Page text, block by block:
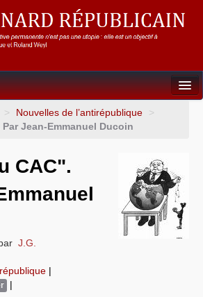
énormément !
& mondialisation
> Nouvelles de l’antirépublique
>
Jean-Emmanuel Ducoin
CAC".
J.G.
|
|